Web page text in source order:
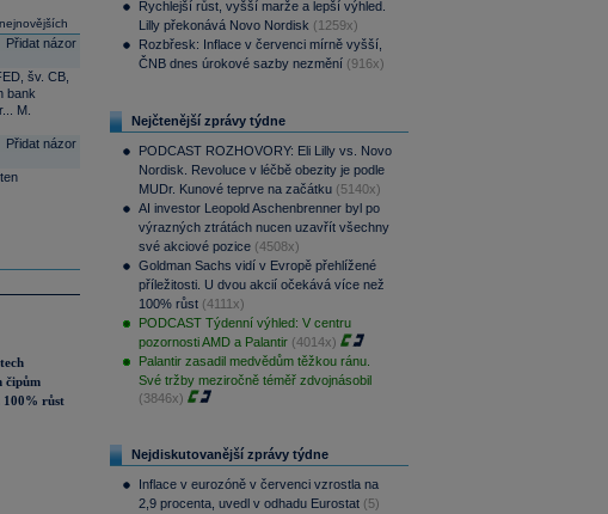
Přidat názor
šv. CB,
bank
M.
Přidat názor
čipům
100% růst
Rychlejší růst, vyšší marže a lepší výhled.
Lilly překonává Novo Nordisk (1259x)
Rozbřesk: Inflace v červenci mírně vyšší,
ČNB dnes úrokové sazby nezmění (916x)
Nejčtenější zprávy týdne
PODCAST ROZHOVORY: Eli Lilly vs. Novo
Nordisk. Revoluce v léčbě obezity je podle
MUDr. Kunové teprve na začátku (5140x)
AI investor Leopold Aschenbrenner byl po
výrazných ztrátách nucen uzavřít všechny
své akciové pozice (4508x)
Goldman Sachs vidí v Evropě přehlížené
příležitosti. U dvou akcií očekává více než
100% růst (4111x)
PODCAST Týdenní výhled: V centru
pozornosti AMD a Palantir (4014x)
Palantir zasadil medvědům těžkou ránu.
Své tržby meziročně téměř zdvojnásobil
(3846x)
Nejdiskutovanější zprávy týdne
Inflace v eurozóně v červenci vzrostla na
2,9 procenta, uvedl v odhadu Eurostat (5)